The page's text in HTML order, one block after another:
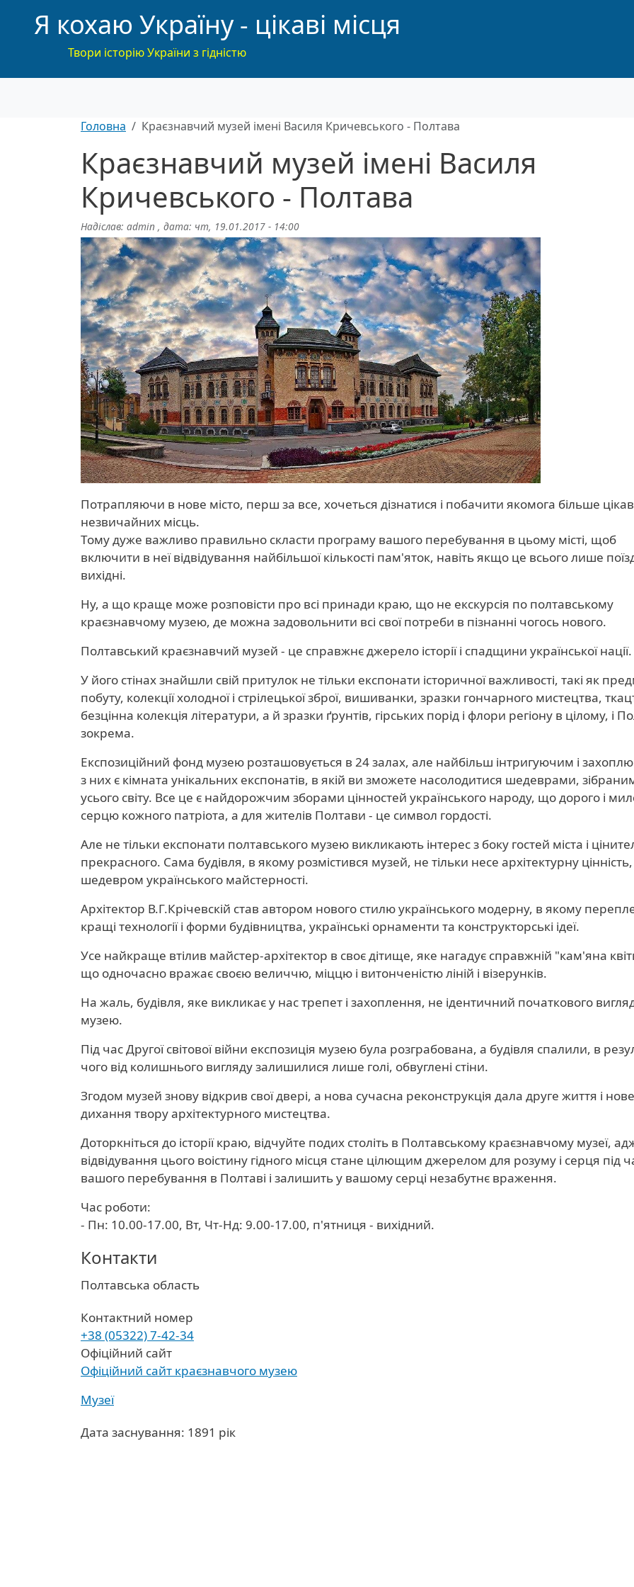
Я кохаю Україну - цікаві місця
Твори історію України з гідністю
Головна
Краєзнавчий музей імені Василя Кричевського - Полтава
Краєзнавчий музей імені Василя
Кричевського - Полтава
Надіслав: admin , дата: чт, 19.01.2017 - 14:00
Потрапляючи в нове місто, перш за все, хочеться дізнатися і побачити якомога більше
незвичайних місць.
Тому дуже важливо правильно скласти програму вашого перебування в цьому місті, щоб
включити в неї відвідування найбільшої кількості пам'яток, навіть якщо це всього лише
вихідні.
Ну, а що краще може розповісти про всі принади краю, що не екскурсія по полтавському
краєзнавчому музею, де можна задовольнити всі свої потреби в пізнанні чогось нового.
Полтавський краєзнавчий музей - це справжнє джерело історії і спадщини української нації.
У його стінах знайшли свій притулок не тільки експонати історичної важливості, такі як
побуту, колекції холодної і стрілецької зброї, вишиванки, зразки гончарного мистецтва,
безцінна колекція літератури, а й зразки ґрунтів, гірських порід і флори регіону в цілому, і
зокрема.
Експозиційний фонд музею розташовується в 24 залах, але найбільш інтригуючим і
з них є кімната унікальних експонатів, в якій ви зможете насолодитися шедеврами,
усього світу. Все це є найдорожчим зборами цінностей українського народу, що дорого і
серцю кожного патріота, а для жителів Полтави - це символ гордості.
Але не тільки експонати полтавського музею викликають інтерес з боку гостей міста і
прекрасного. Сама будівля, в якому розмістився музей, не тільки несе архітектурну
шедевром українського майстерності.
Архітектор В.Г.Крічевскій став автором нового стилю українського модерну, в якому
кращі технології і форми будівництва, українські орнаменти та конструкторські ідеї.
Усе найкраще втілив майстер-архітектор в своє дітище, яке нагадує справжній "кам'яна
що одночасно вражає своєю величчю, міццю і витонченістю ліній і візерунків.
На жаль, будівля, яке викликає у нас трепет і захоплення, не ідентичний початкового
музею.
Під час Другої світової війни експозиція музею була розграбована, а будівля спалили, в
чого від колишнього вигляду залишилися лише голі, обвуглені стіни.
Згодом музей знову відкрив свої двері, а нова сучасна реконструкція дала друге життя і нове
дихання твору архітектурного мистецтва.
Доторкніться до історії краю, відчуйте подих століть в Полтавському краєзнавчому музеї,
відвідування цього воістину гідного місця стане цілющим джерелом для розуму і серця під
вашого перебування в Полтаві і залишить у вашому серці незабутнє враження.
Час роботи:
- Пн: 10.00-17.00, Вт, Чт-Нд: 9.00-17.00, п'ятниця - вихідний.
Контакти
Область
Полтавська область
Контактний номер
+38 (05322) 7-42-34
Офіційний сайт
Офіційний сайт краєзнавчого музею
Музеї
Дата заснування: 1891 рік